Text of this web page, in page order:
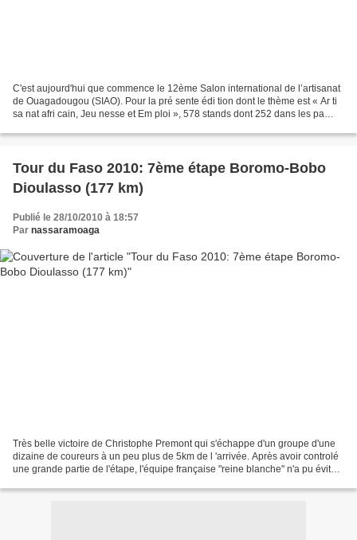
C'est aujourd'hui que commence le 12ème Salon international de l’artisanat
de Ouagadougou (SIAO). Pour la pré sente édi tion dont le thème est « Ar ti
sa nat afri cain, Jeu nesse et Em ploi », 578 stands dont 252 dans les pa
Tour du Faso 2010: 7ème étape Boromo-Bobo
Dioulasso (177 km)
Publié le 28/10/2010 à 18:57
Par nassaramoaga
Très belle victoire de Christophe Premont qui s'échappe d'un groupe d'une
dizaine de coureurs à un peu plus de 5km de l 'arrivée. Après avoir controlé
une grande partie de l'étape, l'équipe française "reine blanche" n'a pu évité